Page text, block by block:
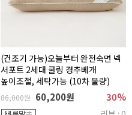
(건조기 가능)오늘부터 완전숙면 넥
서포트 2세대 쿨링 경추베개
높이조절, 세탁가능 (10차 물량)
86,000원 60,200원 30%